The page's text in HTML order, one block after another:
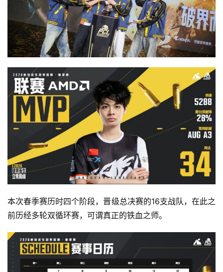
本次春季赛历时四个阶段，晋级总决赛的16支战队，在此之
前历经多轮双循环赛，可谓真正的铁血之师。